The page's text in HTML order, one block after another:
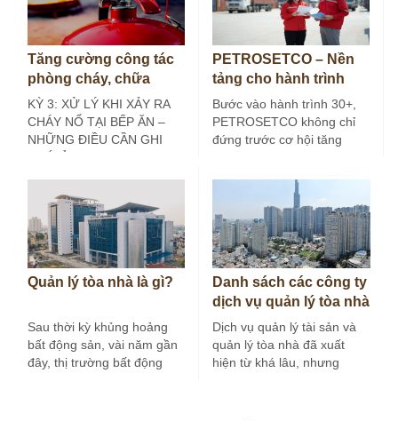
Tăng cường công tác
phòng cháy, chữa
cháy tại bếp ăn công
nghiệp (Kỳ 3)
KỲ 3: XỬ LÝ KHI XẢY RA
CHÁY NỔ TẠI BẾP ĂN –
NHỮNG ĐIỀU CẦN GHI
PETROSETCO – Nền
tảng cho hành trình
30+
Bước vào hành trình 30+,
PETROSETCO không chỉ
đứng trước cơ hội tăng
Quản lý tòa nhà là gì?
Sau thời kỳ khủng hoảng
bất động sản, vài năm gần
đây, thị trường bất động
Danh sách các công ty
dịch vụ quản lý tòa nhà
tại Hà Nội
Dịch vụ quản lý tài sản và
quản lý tòa nhà đã xuất
hiện từ khá lâu, nhưng